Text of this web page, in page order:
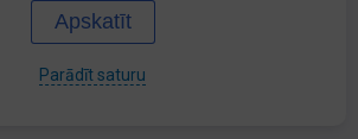
Apskatīt
Parādīt saturu